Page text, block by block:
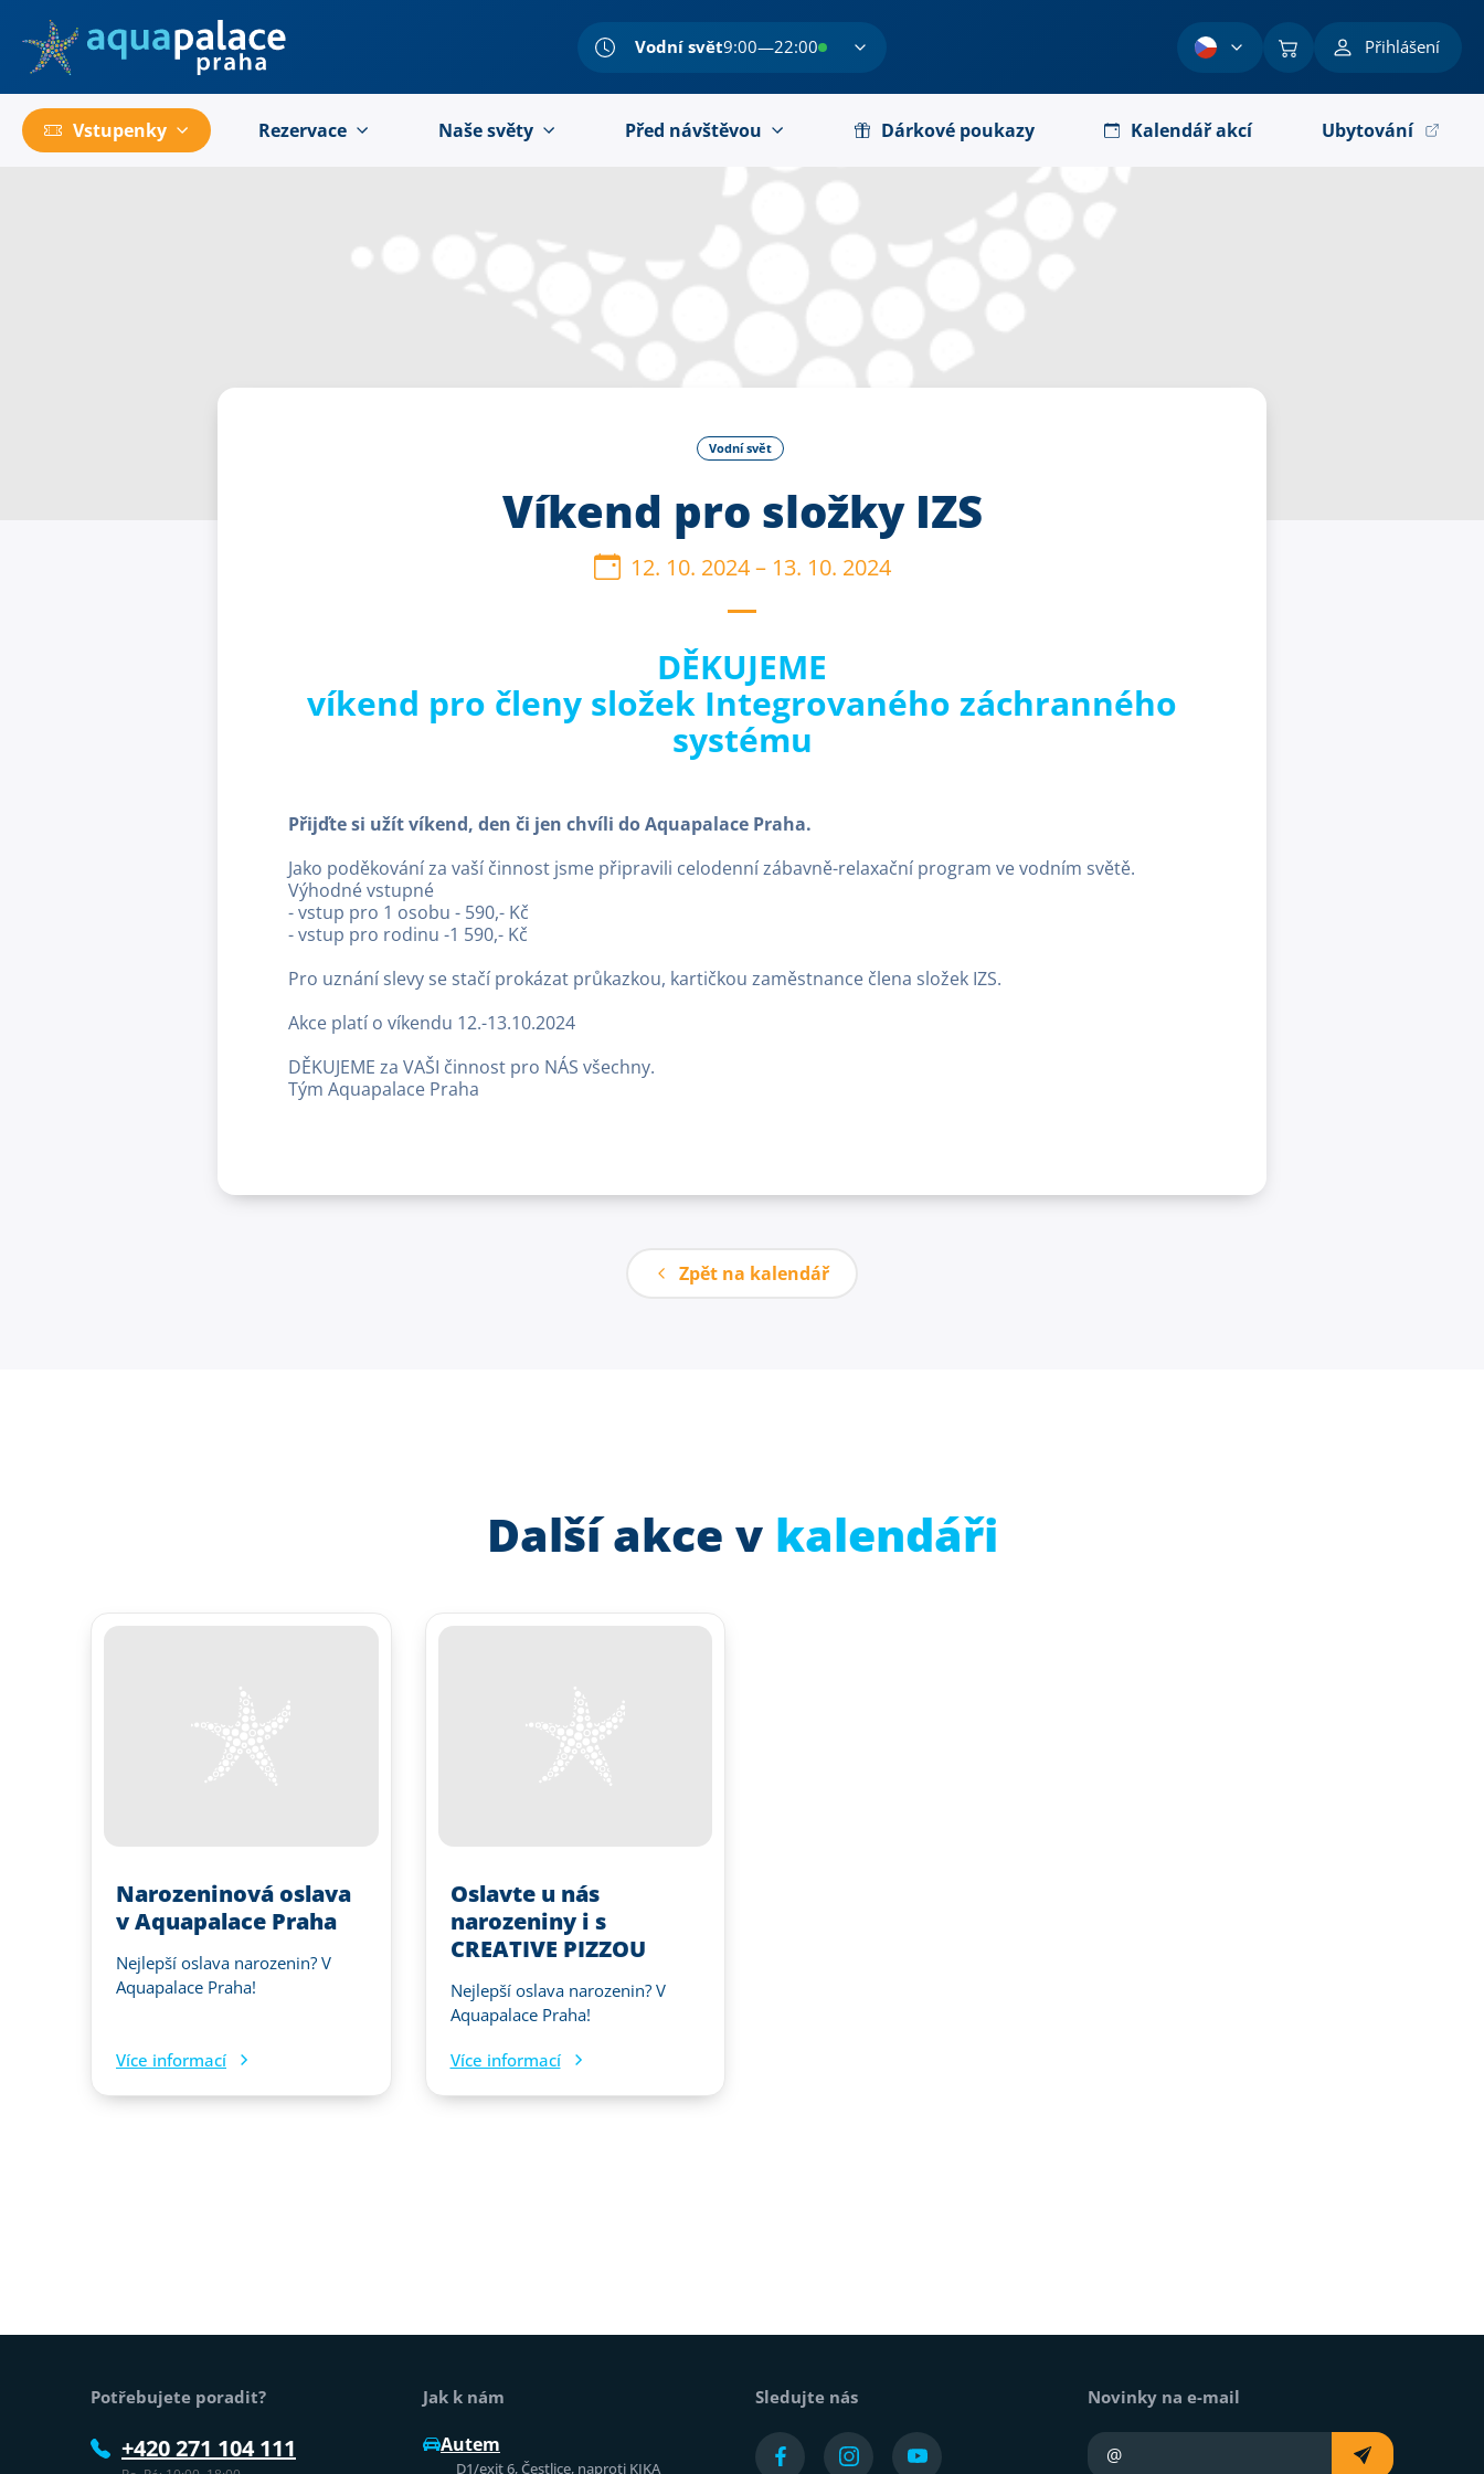
Vodní svět9:00—22:00 Přihlášení
Vstupenky Rezervace Naše světy Před návštěvou Dárkové poukazy Kalendář akcí Ubytování
Vodní svět
Víkend pro složky IZS
12. 10. 2024– 13. 10. 2024
DĚKUJEME
víkend pro členy složek Integrovaného záchranného
systému
Přijďte si užít víkend, den či jen chvíli do Aquapalace Praha.
Jako poděkování za vaší činnost jsme připravili celodenní zábavně-relaxační program ve vodním světě.
Výhodné vstupné
- vstup pro 1 osobu - 590,- Kč
- vstup pro rodinu -1 590,- Kč
Pro uznání slevy se stačí prokázat průkazkou, kartičkou zaměstnance člena složek IZS.
Akce platí o víkendu 12.-13.10.2024
DĚKUJEME za VAŠI činnost pro NÁS všechny.
Tým Aquapalace Praha
Zpět na kalendář
Další akce v kalendáři
Narozeninová oslava
v Aquapalace Praha
Nejlepší oslava narozenin? V
Aquapalace Praha!
Více informací
Oslavte u nás
narozeniny i s
CREATIVE PIZZOU
Nejlepší oslava narozenin? V
Aquapalace Praha!
Více informací
Potřebujete poradit?
+420 271 104 111
Jak k nám
Autem
D1/exit 6, Čestlice, naproti KIKA
Sledujte nás Novinky na e-mail
Váš e-mail